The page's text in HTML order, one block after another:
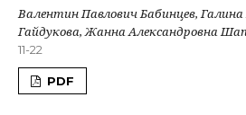
Валентин Павлович Бабинцев,
Гайдукова, Жанна Александровна
11-22
PDF